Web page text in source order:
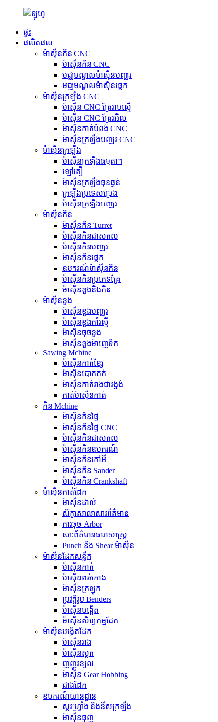
ផ្ទះ
ផលិតផល
ម៉ាស៊ីនកិន CNC
ម៉ាស៊ីនកិន CNC
មជ្ឈមណ្ឌលម៉ាស៊ីនបញ្ឈរ
មជ្ឈមណ្ឌលម៉ាស៊ីនផ្តេក
ម៉ាស៊ីនក្រឡឹង CNC
ម៉ាស៊ីន CNC គ្រែរាបស្មើ
ម៉ាស៊ីន CNC គ្រែរអិល
ម៉ាស៊ីនកាត់បំពង់ CNC
ម៉ាស៊ីនក្រឡឹងបញ្ឈរ CNC
ម៉ាស៊ីនក្រឡឹង
ម៉ាស៊ីនក្រឡឹងធម្មតា។
ឡៅតឿ
ម៉ាស៊ីនក្រឡឹងធុនធ្ងន់
ក្រឡឹងប្រទេសប្រេង
ម៉ាស៊ីនក្រឡឹងបញ្ឈរ
ម៉ាស៊ីនកិន
ម៉ាស៊ីនកិន Turret
ម៉ាស៊ីនកិនជាសកល
ម៉ាស៊ីនកិនបញ្ឈរ
ម៉ាស៊ីនកិនផ្តេក
ឧបករណ៍ម៉ាស៊ីនកិន
ម៉ាស៊ីនកិនប្រភេទគ្រែ
ម៉ាស៊ីនខួងនិងកិន
ម៉ាស៊ីនខួង
ម៉ាស៊ីនខួងបញ្ឈរ
ម៉ាស៊ីនខួងកាំរស្មី
ម៉ាស៊ីនចុចខួង
ម៉ាស៊ីនខួងម៉ាញេទិក
Sawing Mchine
ម៉ាស៊ីនកាត់ខ្សែ
ម៉ាស៊ីនបោកគក់
ម៉ាស៊ីនកាត់រាងជារង្វង់
កាត់ម៉ាស៊ីនកាត់
កិន Mchine
ម៉ាស៊ីនកិនផ្ទៃ
ម៉ាស៊ីនកិនផ្ទៃ CNC
ម៉ាស៊ីនកិនជាសកល
ម៉ាស៊ីនកិនឧបករណ៍
ម៉ាស៊ីនកិនកៅអី
ម៉ាស៊ីនកិន Sander
ម៉ាស៊ីនកិន Crankshaft
ម៉ាស៊ីនកាត់ដែក
ម៉ាស៊ីនដាល់
សិក្ខាសាលាសារព័ត៌មាន
ការចុច Arbor
សារព័ត៌មានធារាសាស្ត្រ
Punch និង Shear ម៉ាស៊ីន
ម៉ាស៊ីនដែកសន្លឹក
ម៉ាស៊ីនកាត់
ម៉ាស៊ីនពត់កោង
ម៉ាស៊ីនក្រឡុក
ប្រវត្តិរូប Benders
ម៉ាស៊ីនបង្កើត
ម៉ាស៊ីនសិប្បកម្មដែក
ម៉ាស៊ីនបង្កើតដែក
ម៉ាស៊ីនរាង
ម៉ាស៊ីនស្លត
ញញួរខ្យល់
ម៉ាស៊ីន Gear Hobbing
ជាងដែក
ឧបករណ៍យានដ្ឋាន
ស្គរហ្វ្រាំង និងឌីសក្រឡឹង
ម៉ាស៊ីនធុញ